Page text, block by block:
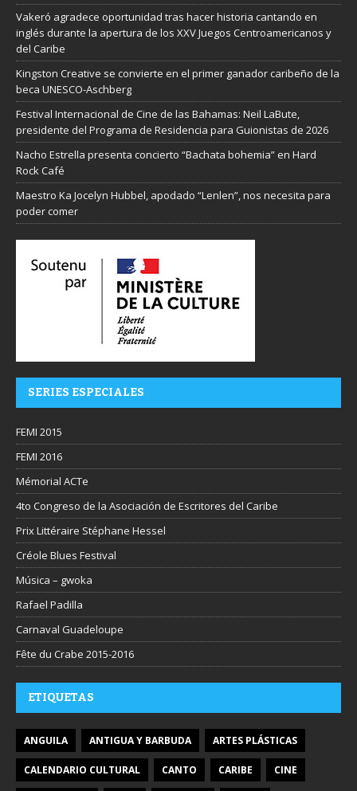
Vakeró agradece oportunidad tras hacer historia cantando en
inglés durante la apertura de los XXV Juegos Centroamericanos y
del Caribe
Kingston Creative se convierte en el primer ganador caribeño de la
beca UNESCO-Aschberg
Festival Internacional de Cine de las Bahamas: Neil LaBute,
presidente del Programa de Residencia para Guionistas de 2026
Nacho Estrella presenta concierto “Bachata bohemia” en Hard
Rock Café
Maestro Ka Jocelyn Hubbel, apodado “Lenlen”, nos necesita para
poder comer
SERIES ESPECIALES
FEMI 2015
FEMI 2016
Mémorial ACTe
4to Congreso de la Asociación de Escritores del Caribe
Prix Littéraire Stéphane Hessel
Créole Blues Festival
Música – gwoka
Rafael Padilla
Carnaval Guadeloupe
Fête du Crabe 2015-2016
ETIQUETAS
ANGUILA ANTIGUA Y BARBUDA ARTES PLÁSTICAS
CALENDARIO CULTURAL CANTO CARIBE CINE